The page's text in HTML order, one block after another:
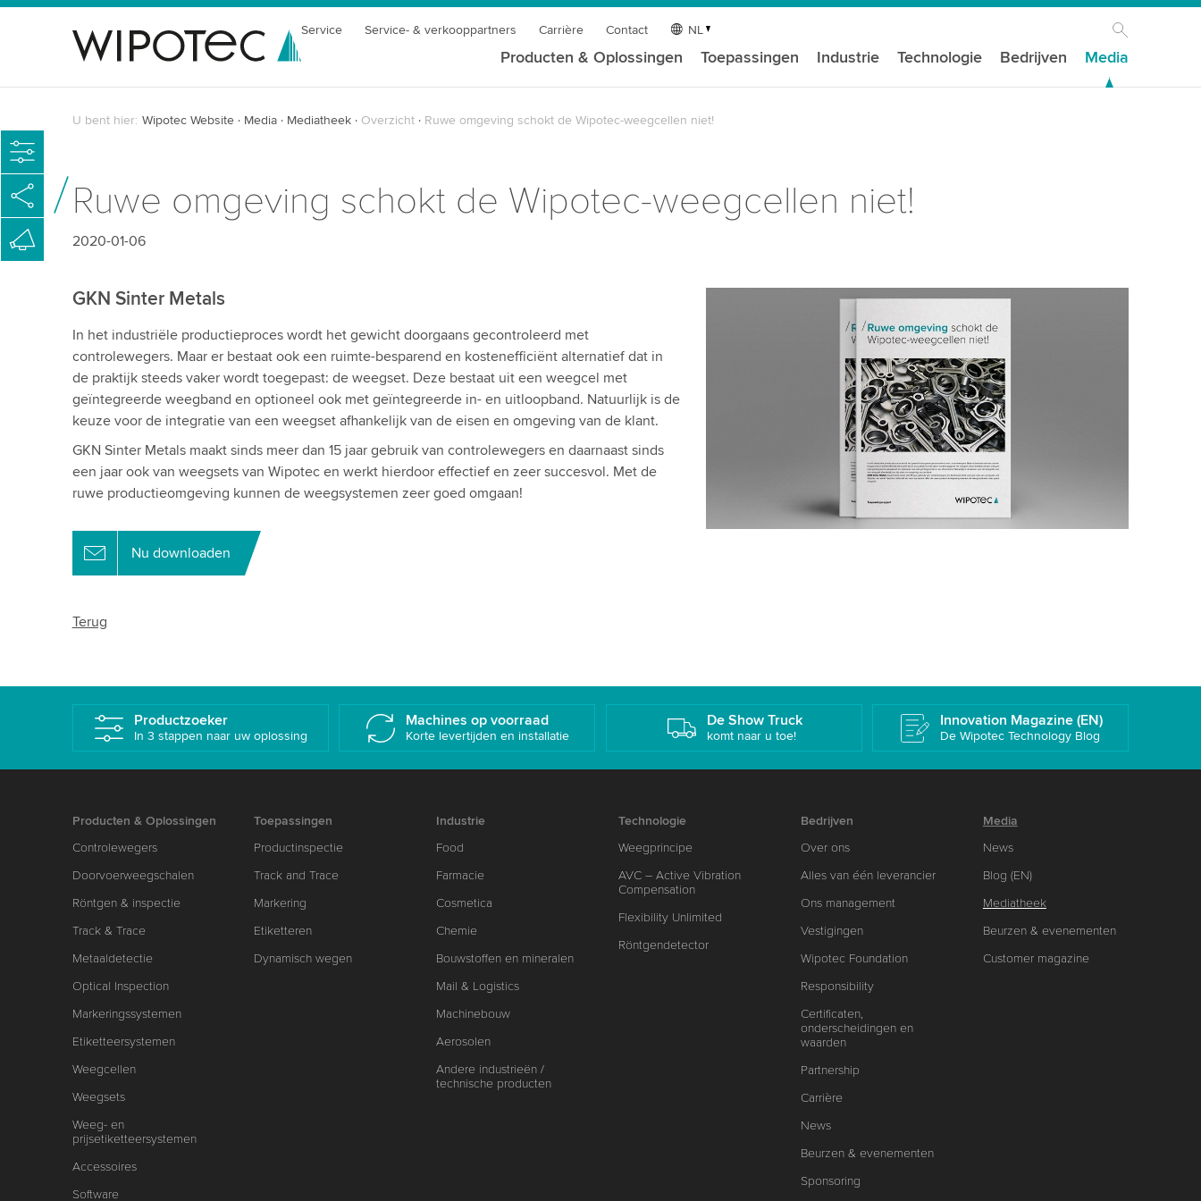
Service Service- & verkooppartners Carrière Contact NL
Producten & Oplossingen Toepassingen Industrie Technologie Bedrijven Media
U bent hier: Wipotec Website Media Mediatheek Overzicht Ruwe omgeving schokt de Wipotec-weegcellen niet!
Ruwe omgeving schokt de Wipotec-weegcellen niet!
2020-01-06
GKN Sinter Metals
In het industriële productieproces wordt het gewicht doorgaans gecontroleerd met
controlewegers. Maar er bestaat ook een ruimte-besparend en kostenefficiënt alternatief dat in
de praktijk steeds vaker wordt toegepast: de weegset. Deze bestaat uit een weegcel met
geïntegreerde weegband en optioneel ook met geïntegreerde in- en uitloopband. Natuurlijk is de
keuze voor de integratie van een weegset afhankelijk van de eisen en omgeving van de klant.
GKN Sinter Metals maakt sinds meer dan 15 jaar gebruik van controlewegers en daarnaast sinds
een jaar ook van weegsets van Wipotec en werkt hierdoor effectief en zeer succesvol. Met de
ruwe productieomgeving kunnen de weegsystemen zeer goed omgaan!
Nu downloaden
Terug
Productzoeker
In 3 stappen naar uw oplossing
Machines op voorraad
Korte levertijden en installatie
De Show Truck
komt naar u toe!
Innovation Magazine (EN)
De Wipotec Technology Blog
Producten & Oplossingen
Controlewegers
Doorvoerweegschalen
Röntgen & inspectie
Track & Trace
Metaaldetectie
Optical Inspection
Markeringssystemen
Etiketteersystemen
Weegcellen
Weegsets
Weeg- en
prijsetiketteersystemen
Accessoires
Software
Toepassingen
Productinspectie
Track and Trace
Markering
Etiketteren
Dynamisch wegen
Industrie
Food
Farmacie
Cosmetica
Chemie
Bouwstoffen en mineralen
Mail & Logistics
Machinebouw
Aerosolen
Andere industrieën /
technische producten
Technologie
Weegprincipe
AVC – Active Vibration
Compensation
Flexibility Unlimited
Röntgendetector
Bedrijven
Over ons
Alles van één leverancier
Ons management
Vestigingen
Wipotec Foundation
Responsibility
Certificaten,
onderscheidingen en
waarden
Partnership
Carrière
News
Beurzen & evenementen
Sponsoring
Media
News
Blog (EN)
Mediatheek
Beurzen & evenementen
Customer magazine